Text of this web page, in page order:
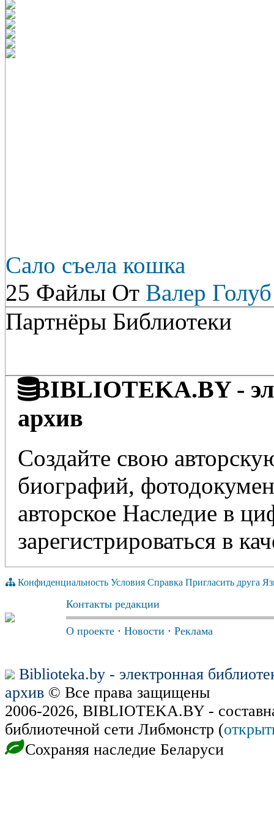
Сало съела кошка
25 Файлы От Валер Голуб
Партнёры Библиотеки
BIBLIOTEKA.BY -
архив
Создайте свою
биографий,
авторское Наследие в
зарегистрироваться в
Конфиденциальность Условия Справка Пригласить друга
Контакты редакции
О проекте · Новости · Реклама
Biblioteka.by - электронная
архив © Все права защищены
2006-2026, BIBLIOTEKA.BY -
библиотечной сети Либмонстр (
Сохраняя наследие Беларуси